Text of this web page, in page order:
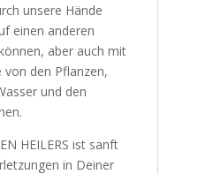
unsere Hände
einen anderen
aber auch mit
von den Pflanzen,
und den
HEILERS ist sanft
in Deiner